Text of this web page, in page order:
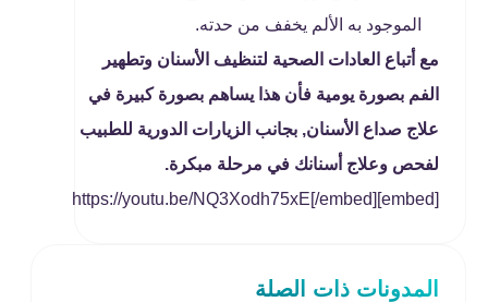
الموجود به الألم يخفف من حدته.
مع أتباع العادات الصحية لتنظيف الأسنان وتطهير
الفم بصورة يومية فأن هذا يساهم بصورة كبيرة في
علاج صداع الأسنان, بجانب الزيارات الدورية للطبيب
لفحص وعلاج أسنانك في مرحلة مبكرة.
[embed]https://youtu.be/NQ3Xodh75xE[/embed]
المدونات ذات الصلة